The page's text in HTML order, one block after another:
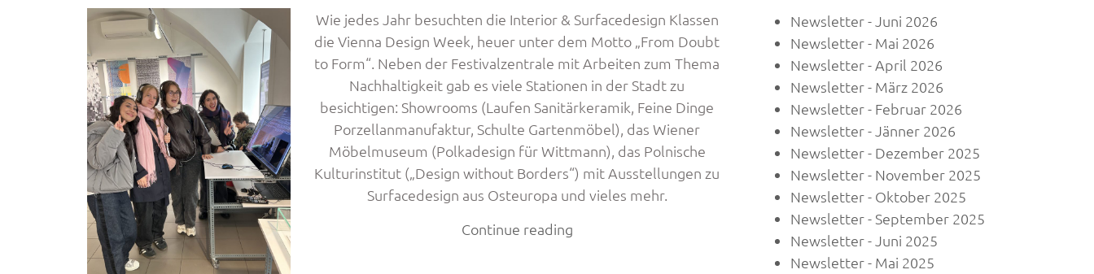
in
London“
Wie jedes Jahr besuchten die Interior & Surfacedesign Klassen
die Vienna Design Week, heuer unter dem Motto „From Doubt
to Form“. Neben der Festivalzentrale mit Arbeiten zum Thema
Nachhaltigkeit gab es viele Stationen in der Stadt zu
besichtigen: Showrooms (Laufen Sanitärkeramik, Feine Dinge
Porzellanmanufaktur, Schulte Gartenmöbel), das Wiener
Möbelmuseum (Polkadesign für Wittmann), das Polnische
Kulturinstitut („Design without Borders“) mit Ausstellungen zu
Surfacedesign aus Osteuropa und vieles mehr.
Continue reading„Interior
Newsletter - Juni 2026
Newsletter - Mai 2026
Newsletter - April 2026
Newsletter - März 2026
Newsletter - Februar 2026
Newsletter - Jänner 2026
Newsletter - Dezember 2025
Newsletter - November 2025
Newsletter - Oktober 2025
Newsletter - September 2025
Newsletter - Juni 2025
Newsletter - Mai 2025